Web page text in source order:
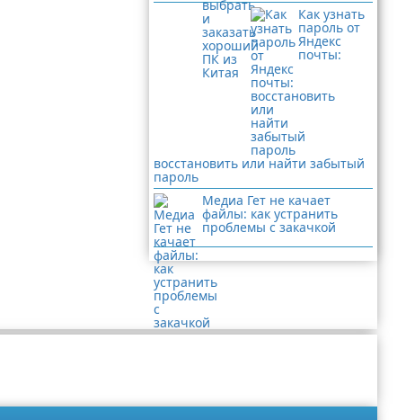
Как узнать
пароль от
Яндекс
почты:
восстановить или найти забытый
пароль
Медиа Гет не качает
файлы: как устранить
проблемы с закачкой